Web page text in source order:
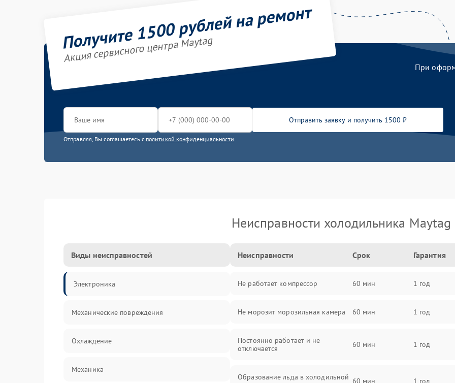
Получите 1500 рублей на ремонт
Акция сервисного центра Maytag
При
Отправить заявку и получить 1500 ₽
Отправляя, Вы соглашаетесь с политикой конфиденциальности
Неисправности холодильника Maytag
Виды неисправностей
Электроника
Механические повреждения
Охлаждение
Механика
Неисправности Срок Гарантия
Не работает компрессор 60 мин 1 год
Не морозит морозильная камера 60 мин 1 год
Постоянно работает и не
отключается
60 мин 1 год
Образование льда в холодильной 60 мин 1 год